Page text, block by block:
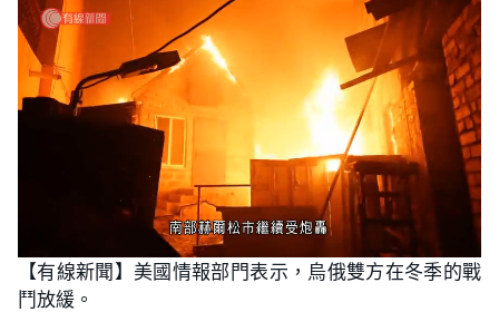
n
m
L
o
a
d
【有線新聞】美國情報部門表示，烏俄雙方在冬季的戰
鬥放緩。